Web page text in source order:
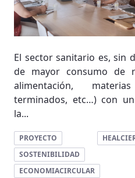
El sector sanitario es, sin
de mayor consumo de
alimentación,
terminados, etc…) con
la...
PROYECTO
SOSTENIBILIDAD
ECONOMIACIRCULAR